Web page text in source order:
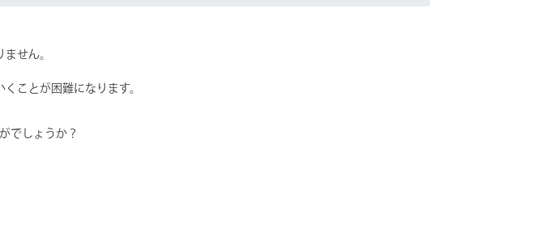
せん。
ことが困難になります。
でしょうか？